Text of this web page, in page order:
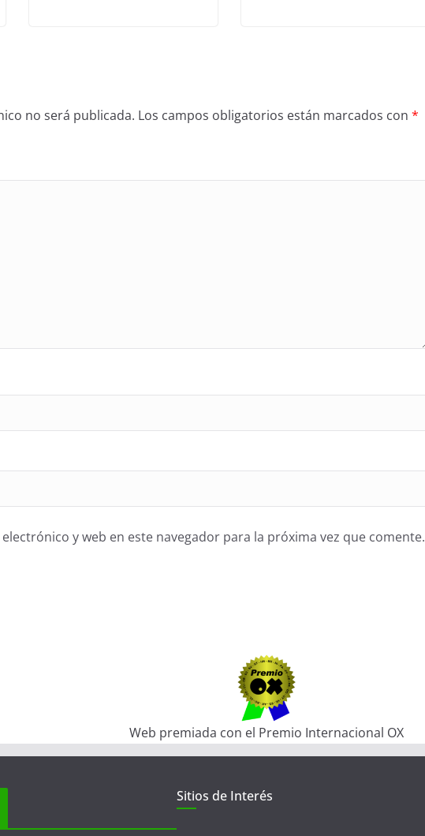
no será publicada. Los campos obligatorios están marcados con *
y web en este navegador para la próxima vez que comente.
Web premiada con el Premio Internacional OX
Sitios de Interés